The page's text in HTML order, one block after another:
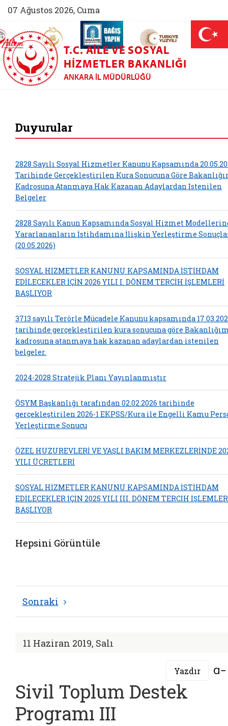
07 Ağustos 2026, Cuma
(yeni sekmede açılır)
AİLEM İletişim Merkezi (yeni sekmede açılır)
Aile ve Nüfus On Yılı (yeni sekmede açılır)
Darülaceze bağış sayfası (yeni
T.C. AILE VE SOSYAL
HIZMETLER BAKANLIĞI
ANKARA İL MÜDÜRLÜĞÜ
Duyurular
2828 Sayılı Sosyal Hizmetler Kanunu Kapsamında
Tarihinde Gerçekleştirilen Kura Sonucuna Göre
Kadrosuna Atanmaya Hak Kazanan Adaylardan İstenilen
Belgeler
2828 Sayılı Kanun Kapsamında Sosyal Hizmet
Yararlananların İstihdamına İlişkin Yerleştirme
(20.05.2026)
SOSYAL HİZMETLER KANUNU KAPSAMINDA İSTİHDAM
EDİLECEKLER İÇİN 2026 YILI I. DÖNEM TERCİH İŞLEMLERİ
BAŞLIYOR
3713 sayılı Terörle Mücadele Kanunu kapsamında
tarihinde gerçekleştirilen kura sonucuna göre
kadrosuna atanmaya hak kazanan adaylardan istenilen
belgeler.
2024-2028 Stratejik Planı Yayınlanmıştır
ÖSYM Başkanlığı tarafından 02.02.2026 tarihinde
gerçekleştirilen 2026-1 EKPSS/Kura ile Engelli Kamu
Yerleştirme Sonucu
ÖZEL HUZUREVLERİ VE YAŞLI BAKIM MERKEZLERİNDE
YILI ÜCRETLERİ
SOSYAL HİZMETLER KANUNU KAPSAMINDA İSTİHDAM
EDİLECEKLER İÇİN 2025 YILI III. DÖNEM TERCİH
BAŞLIYOR
Hepsini Görüntüle
Sonraki
11 Haziran 2019, Salı
Yazdır
Sivil Toplum Destek
Programı III